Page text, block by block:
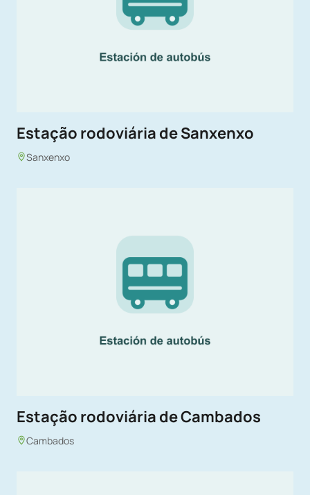
Estação rodoviária de Sanxenxo
Sanxenxo
Estação rodoviária de Cambados
Cambados